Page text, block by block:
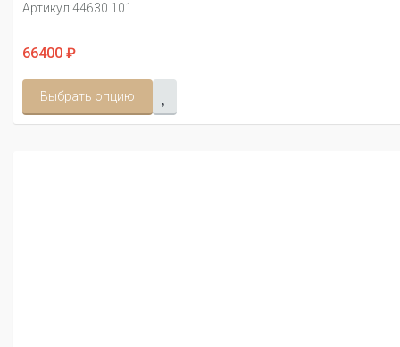
Артикул:44630.101
66400 ₽
Выбрать опцию